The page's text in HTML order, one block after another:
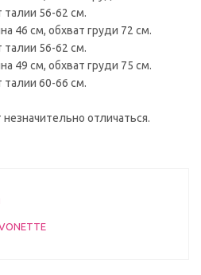
56-62 см.
46 см, обхват груди 72 см.
56-62 см.
49 см, обхват груди 75 см.
60-66 см.
отличаться.